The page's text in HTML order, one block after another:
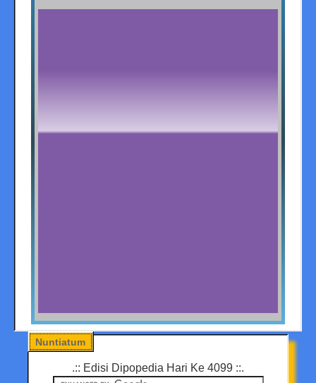
Nuntiatum
.:: Edisi Dipopedia Hari Ke 4099 ::.